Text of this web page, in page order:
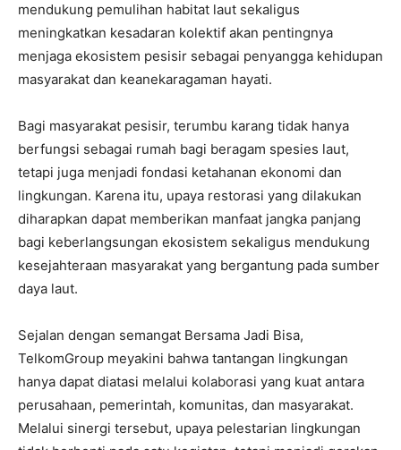
mendukung pemulihan habitat laut sekaligus
meningkatkan kesadaran kolektif akan pentingnya
menjaga ekosistem pesisir sebagai penyangga kehidupan
masyarakat dan keanekaragaman hayati.
Bagi masyarakat pesisir, terumbu karang tidak hanya
berfungsi sebagai rumah bagi beragam spesies laut,
tetapi juga menjadi fondasi ketahanan ekonomi dan
lingkungan. Karena itu, upaya restorasi yang dilakukan
diharapkan dapat memberikan manfaat jangka panjang
bagi keberlangsungan ekosistem sekaligus mendukung
kesejahteraan masyarakat yang bergantung pada sumber
daya laut.
Sejalan dengan semangat Bersama Jadi Bisa,
TelkomGroup meyakini bahwa tantangan lingkungan
hanya dapat diatasi melalui kolaborasi yang kuat antara
perusahaan, pemerintah, komunitas, dan masyarakat.
Melalui sinergi tersebut, upaya pelestarian lingkungan